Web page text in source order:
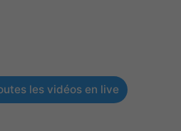
les vidéos en live